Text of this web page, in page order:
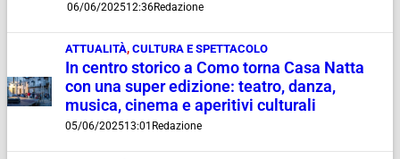
06/06/202512:36Redazione
ATTUALITÀ, CULTURA E SPETTACOLO
In centro storico a Como torna Casa Natta
con una super edizione: teatro, danza,
musica, cinema e aperitivi culturali
05/06/202513:01 Redazione